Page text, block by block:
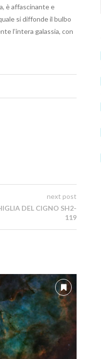
è affascinante e
si diffonde il bulbo
l’intera galassia, con
next post
DEL CIGNO SH2-
119